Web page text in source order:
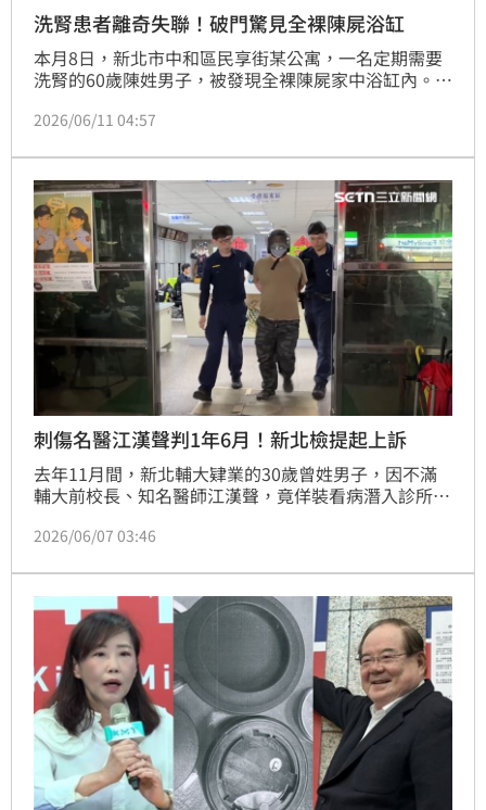
洗腎患者離奇失聯！破門驚見全裸陳屍浴缸
本月8日，新北市中和區民享街某公寓，一名定期需要
洗腎的60歲陳姓男子，被發現全裸陳屍家中浴缸內。據
不上，隨即通報當地里長，並向警方通報協助。警方獲
缸內，已明顯死亡。新北檢方會同法醫相驗，釐清死因
為腎臟疾病引發的代謝性休克，家屬無異議，遺體已交
還家屬辦理後事。
2026/06/11 04:57
刺傷名醫江漢聲判1年6月！新北檢提起上訴
去年11月間，新北輔大肄業的30歲曾姓男子，因不滿
輔大前校長、知名醫師江漢聲，竟佯裝看病潛入診所，
臂淺裂傷、左手左腹壁擦挫傷等。新北地院一審出爐，
罪，判處有期徒刑1年6月。對此，檢方認為曾男有殺人
犯意，且至少也有重傷害犯意，認為法院認事用法有違
誤，已向法院提起上訴。
2026/06/07 03:46